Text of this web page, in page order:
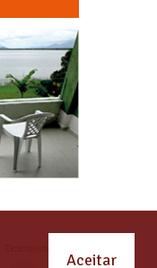
Aceitar